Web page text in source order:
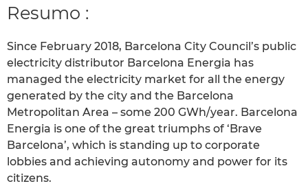
Resumo :
Since February 2018, Barcelona City Council’s public
electricity distributor Barcelona Energia has
managed the electricity market for all the energy
generated by the city and the Barcelona
Metropolitan Area – some 200 GWh/year. Barcelona
Energia is one of the great triumphs of ‘Brave
Barcelona’, which is standing up to corporate
lobbies and achieving autonomy and power for its
citizens.